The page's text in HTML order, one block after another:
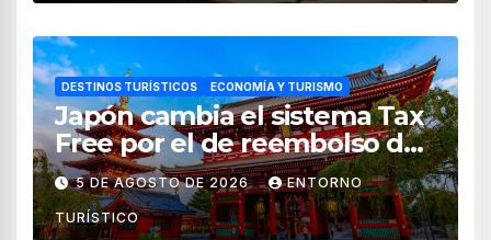
DESTINOS TURÍSTICOS ECONOMÍA Y TURISMO
Japón cambia el sistema Tax
Free por el de reembolso de
impuestos desde noviembre
de 2026
5 DE AGOSTO DE 2026 ENTORNO
TURÍSTICO